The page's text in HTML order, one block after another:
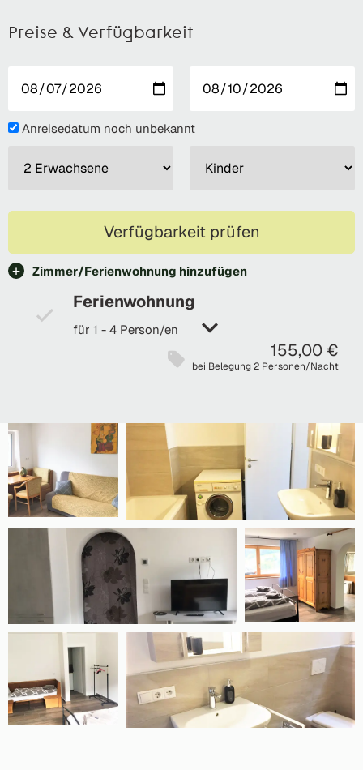
Preise & Verfügbarkeit
Anreisedatum noch unbekannt
Verfügbarkeit prüfen
Zimmer/Ferienwohnung hinzufügen
Ferienwohnung
für 1 - 4 Person/en
155,00 €
bei Belegung 2 Personen/Nacht